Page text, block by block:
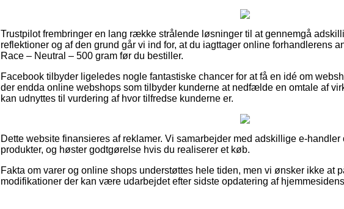
Trustpilot frembringer en lang række strålende løsninger til at gennemgå
reflektioner og af den grund går vi ind for, at du iagttager online forhandlerens
Race – Neutral – 500 gram før du bestiller.
Facebook tilbyder ligeledes nogle fantastiske chancer for at få en idé om
der endda online webshops som tilbyder kunderne at nedfælde en omtale af
kan udnyttes til vurdering af hvor tilfredse kunderne er.
Dette website finansieres af reklamer. Vi samarbejder med adskillige e-
produkter, og høster godtgørelse hvis du realiserer et køb.
Fakta om varer og online shops understøttes hele tiden, men vi ønsker ikke at
modifikationer der kan være udarbejdet efter sidste opdatering af